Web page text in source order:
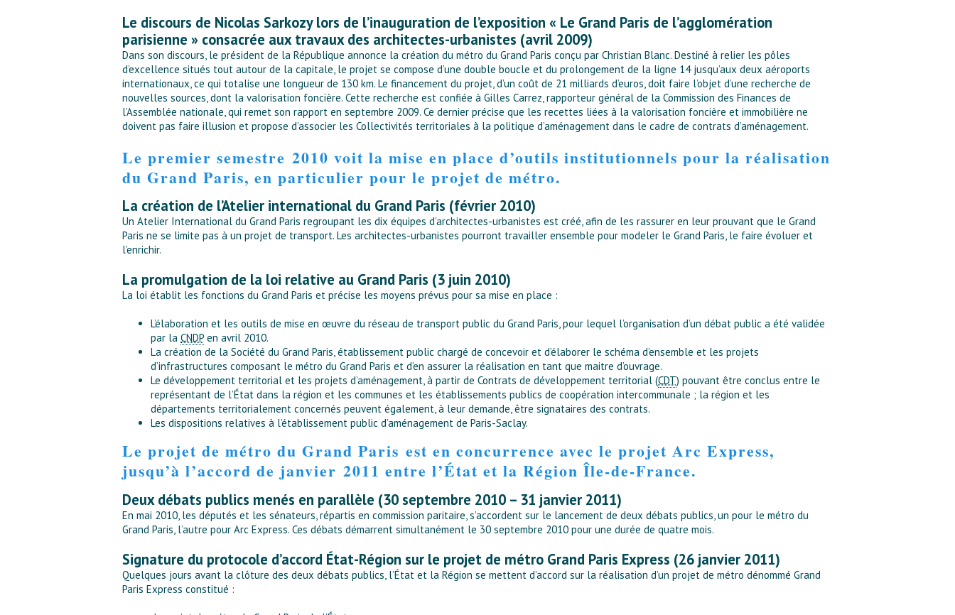
Le discours de Nicolas Sarkozy lors de l’inauguration de l’exposition « Le Grand Paris de l’agglomération
parisienne » consacrée aux travaux des architectes-urbanistes (avril 2009)
Dans son discours, le président de la République annonce la création du métro du Grand Paris conçu par Christian Blanc. Destiné à relier les pôles
d’excellence situés tout autour de la capitale, le projet se compose d’une double boucle et du prolongement de la ligne 14 jusqu’aux deux aéroports
internationaux, ce qui totalise une longueur de 130 km. Le financement du projet, d’un coût de 21 milliards d’euros, doit faire l’objet d’une recherche de
nouvelles sources, dont la valorisation foncière. Cette recherche est confiée à Gilles Carrez, rapporteur général de la Commission des Finances de
l’Assemblée nationale, qui remet son rapport en septembre 2009. Ce dernier précise que les recettes liées à la valorisation foncière et immobilière ne
doivent pas faire illusion et propose d’associer les Collectivités territoriales à la politique d’aménagement dans le cadre de contrats d’aménagement.
Le premier semestre 2010 voit la mise en place d’outils institutionnels pour la réalisation
du Grand Paris, en particulier pour le projet de métro.
La création de l’Atelier international du Grand Paris (février 2010)
Un Atelier International du Grand Paris regroupant les dix équipes d’architectes-urbanistes est créé, afin de les rassurer en leur prouvant que le Grand
Paris ne se limite pas à un projet de transport. Les architectes-urbanistes pourront travailler ensemble pour modeler le Grand Paris, le faire évoluer et
l’enrichir.
La promulgation de la loi relative au Grand Paris (3 juin 2010)
La loi établit les fonctions du Grand Paris et précise les moyens prévus pour sa mise en place :
L’élaboration et les outils de mise en œuvre du réseau de transport public du Grand Paris, pour lequel l’organisation d’un débat public a été validée
par la CNDP en avril 2010.
La création de la Société du Grand Paris, établissement public chargé de concevoir et d’élaborer le schéma d’ensemble et les projets
d’infrastructures composant le métro du Grand Paris et d’en assurer la réalisation en tant que maitre d’ouvrage.
Le développement territorial et les projets d’aménagement, à partir de Contrats de développement territorial (CDT) pouvant être conclus entre le
représentant de l’État dans la région et les communes et les établissements publics de coopération intercommunale ; la région et les
départements territorialement concernés peuvent également, à leur demande, être signataires des contrats.
Les dispositions relatives à l’établissement public d’aménagement de Paris-Saclay.
Le projet de métro du Grand Paris est en concurrence avec le projet Arc Express,
jusqu’à l’accord de janvier 2011 entre l’État et la Région Île-de-France.
Deux débats publics menés en parallèle (30 septembre 2010 – 31 janvier 2011)
En mai 2010, les députés et les sénateurs, répartis en commission paritaire, s’accordent sur le lancement de deux débats publics, un pour le métro du
Grand Paris, l’autre pour Arc Express. Ces débats démarrent simultanément le 30 septembre 2010 pour une durée de quatre mois.
Signature du protocole d’accord État-Région sur le projet de métro Grand Paris Express (26 janvier 2011)
Quelques jours avant la clôture des deux débats publics, l’État et la Région se mettent d’accord sur la réalisation d’un projet de métro dénommé Grand
Paris Express constitué :